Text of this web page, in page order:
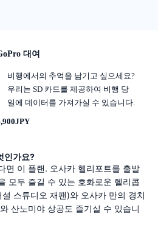
대여
비행에서의 추억을 남기고 싶으세요?
우리는 SD 카드를 제공하여 비행 당
일에 데이터를 가져가실 수 있습니다.
인가요?
면 이 플랜. 오사카 헬리포트를 출발
모두 즐길 수 있는 호화로운 헬리콥
스튜디오 재팬)와 오사카 만의 경치
산노미야 상공도 즐기실 수 있습니